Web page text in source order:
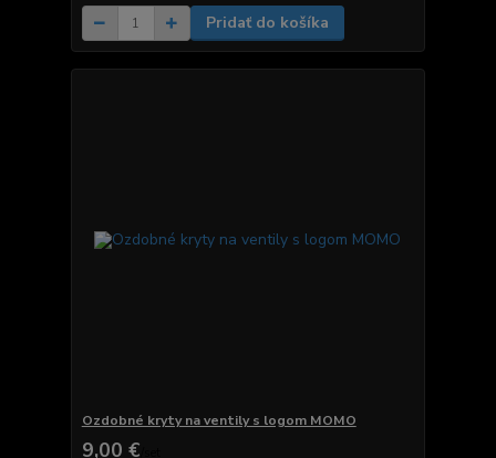
Pridať do košíka
Ozdobné kryty na ventily s logom MOMO
9,00 €